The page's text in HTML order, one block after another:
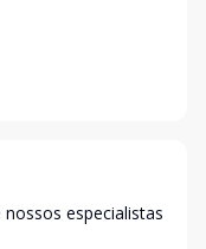
especialistas